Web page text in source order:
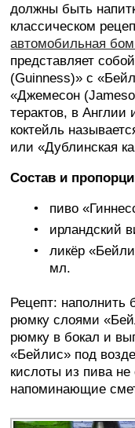
должны быть
классическом
автомобильная
представляет
(Guinness)» с
«Джемесон
терактов, в
коктейль
или «Дублинская
Состав и
пиво
ирландский
ликёр
мл.
Рецепт: наполнить
рюмку слоями
рюмку в бокал и
«Бейлис» под
кислоты из пива не
напоминающие